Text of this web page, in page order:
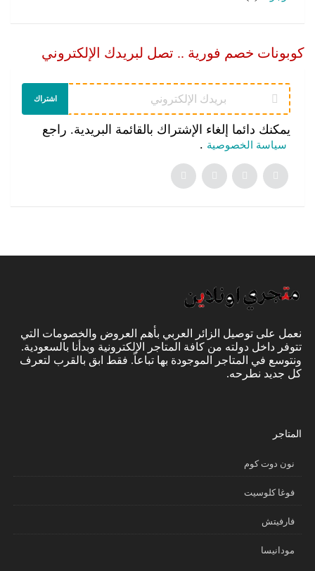
كوبونات خصم فورية .. تصل لبريدك الإلكتروني
اشتراك
يمكنك دائما إلغاء الإشتراك بالقائمة البريدية. راجع
سياسة الخصوصية .
نعمل على توصيل الزائر العربي بأهم العروض والخصومات التي
تتوفر داخل دولته من كافة المتاجر الإلكترونية وبدأنا بالسعودية.
ونتوسع في المتاجر الموجودة بها تباعاً. فقط ابق بالقرب لتعرف
كل جديد نطرحه.
المتاجر
نون دوت كوم
فوغا كلوسيت
فارفيتش
مودانيسا